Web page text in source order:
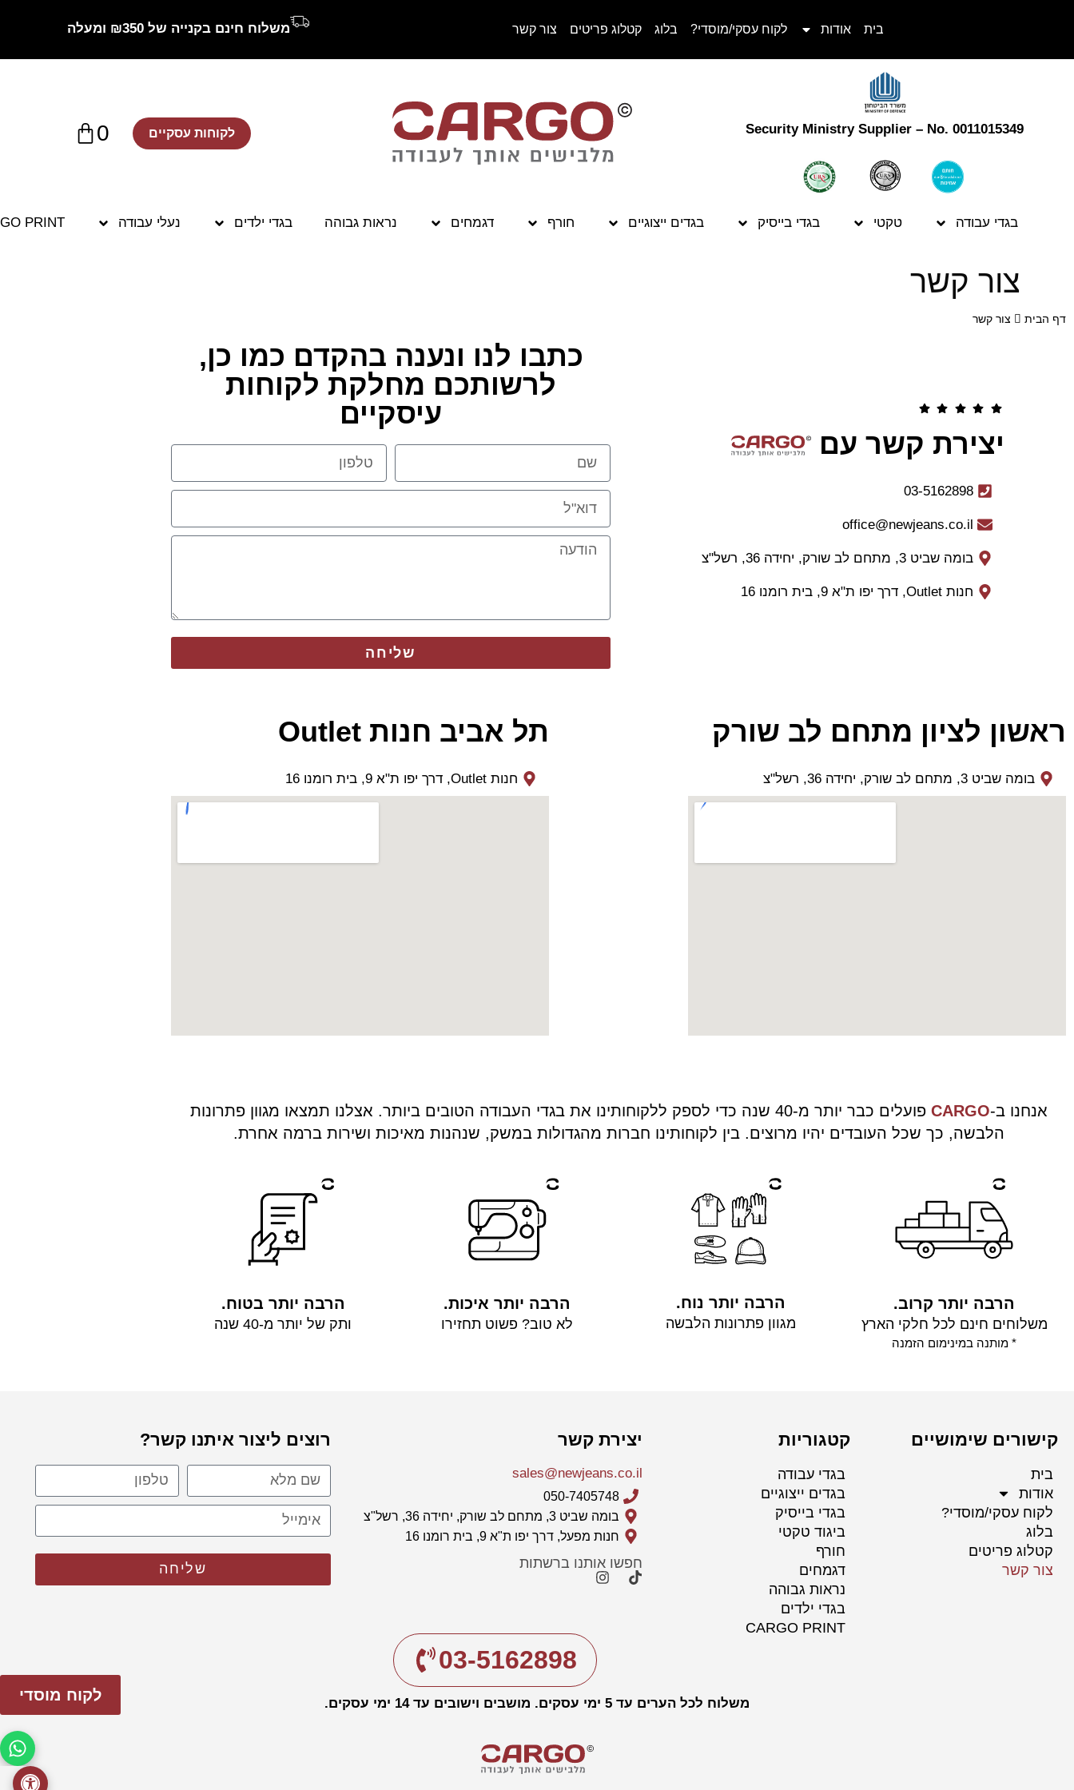
בית אודות לקוח עסקי/מוסדי? בלוג קטלוג פריטים צור קשר משלוח חינם בקנייה של ₪350 ומעלה
Security Ministry Supplier – No. 0011015349 לקוחות עסקיים 0
בגדי עבודה טקטי בגדי בייסיק בגדים ייצוגיים חורף דגמחים נראות גבוהה בגדי ילדים נעלי עבודה PRINT
צור קשר
דף הבית צור קשר
יצירת קשר עם
03-5162898
office@newjeans.co.il
בומה שביט 3, מתחם לב שורק, יחידה 36, רשל"צ
חנות Outlet, דרך יפו ת"א 9, בית רומנו 16
כתבו לנו ונענה בהקדם כמו כן,
לרשותכם מחלקת לקוחות
עיסקיים
שליחה
ראשון לציון מתחם לב שורק
בומה שביט 3, מתחם לב שורק, יחידה 36, רשל"צ
תל אביב חנות Outlet
חנות Outlet, דרך יפו ת"א 9, בית רומנו 16
אנחנו ב-CARGO
פועלים כבר יותר מ-40 שנה כדי לספק ללקוחותינו את בגדי העבודה הטובים ביותר. אצלנו תמצאו מגוון פתרונות
הלבשה, כך שכל העובדים יהיו מרוצים. בין לקוחותינו חברות מהגדולות במשק, שנהנות מאיכות ושירות ברמה אחרת.
הרבה יותר קרוב.
משלוחים חינם לכל חלקי הארץ
* מותנה במינימום הזמנה
הרבה יותר נוח.
מגוון פתרונות הלבשה
הרבה יותר איכות.
לא טוב? פשוט תחזירו
הרבה יותר בטוח.
ותק של יותר מ-40 שנה
קישורים שימושיים
בית
אודות
לקוח עסקי/מוסדי?
בלוג
קטלוג פריטים
צור קשר
קטגוריות
בגדי עבודה
בגדים ייצוגיים
בגדי בייסיק
ביגוד טקטי
חורף
דגמחים
נראות גבוהה
בגדי ילדים
CARGO PRINT
יצירת קשר
sales@newjeans.co.il
050-7405748
בומה שביט 3, מתחם לב שורק, יחידה 36, רשל"צ
חנות מפעל, דרך יפו ת"א 9, בית רומנו 16
חפשו אותנו ברשתות
03-5162898
רוצים ליצור איתנו קשר?
שליחה
משלוח לכל הערים עד 5 ימי עסקים. מושבים וישובים עד 14 ימי עסקים. לקוח מוסדי